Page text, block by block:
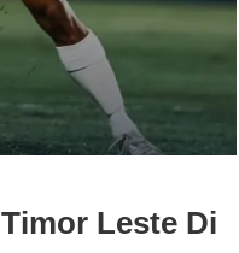
Leste Di